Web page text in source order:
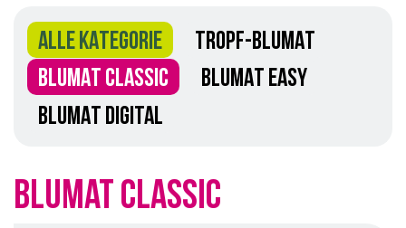
ALLE KATEGORIE
TROPF-BLUMAT
BLUMAT CLASSIC
BLUMAT EASY
BLUMAT DIGITAL
Blumat Classic